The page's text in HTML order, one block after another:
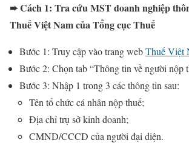
➨ Cách 1: Tra cứu MST doanh nghiệp
Thuế Việt Nam của Tổng cục Thuế
Bước 1: Truy cập vào trang webThuế Việt
Bước 2: Chọn tab “Thông tin về người nộp
Bước 3: Nhập 1 trong 3 các thông tin sau:
Tên tổ chức cá nhân nộp thuế;
Địa chỉ trụ sở kinh doanh;
CMND/CCCD của người đại diện.